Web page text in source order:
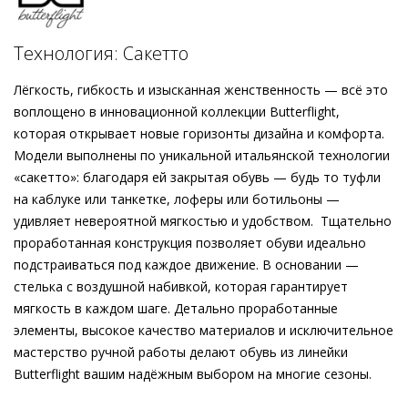
Подробнее о сервисе можно узнать на
ощущения до совершенства. Блочный каблук визуально
удлиняет ногу, а золотистый декоративный элемент
полученной этичными методами на экологически
безопасном производстве. Носите эти комфортные летние
мюли по дороге в бассейн, на обед или в кафе.
Технология: Сакетто
Лёгкость, гибкость и изысканная женственность — всё это
воплощено в инновационной коллекции Butterflight,
которая открывает новые горизонты дизайна и комфорта.
Модели выполнены по уникальной итальянской технологии
«сакетто»: благодаря ей закрытая обувь — будь то туфли
на каблуке или танкетке, лоферы или ботильоны —
удивляет невероятной мягкостью и удобством. Тщательно
проработанная конструкция позволяет обуви идеально
подстраиваться под каждое движение. В основании —
стелька с воздушной набивкой, которая гарантирует
мягкость в каждом шаге. Детально проработанные
элементы, высокое качество материалов и исключительное
мастерство ручной работы делают обувь из линейки
Butterflight вашим надёжным выбором на многие сезоны.